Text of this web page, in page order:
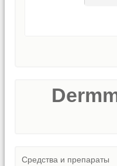
Средства и препараты